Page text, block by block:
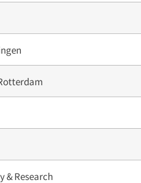
& Research